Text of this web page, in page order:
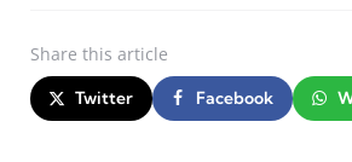
Share this article
Twitter Facebook